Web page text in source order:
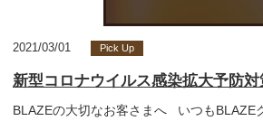
2021/03/01 Pick Up
新型コロナウイルス感染拡大予防対
BLAZEの大切なお客さまへ いつもBLAZE